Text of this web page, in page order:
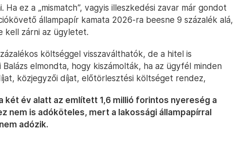
Ha ez a „mismatch”, vagyis illeszkedési zavar már gondot
állampapír kamata 2026-ra beesne 9 százalék alá,
kell zárni az ügyletet.
költséggel visszaválthatók, de a hitel is
elmondta, hogy kiszámolták, ha az ügyfél minden
közjegyzői díjat, előtörlesztési költséget rendez,
két év alatt az említett 1,6 millió forintos nyereség a
nem is adóköteles, mert a lakossági állampapírral
adózik.